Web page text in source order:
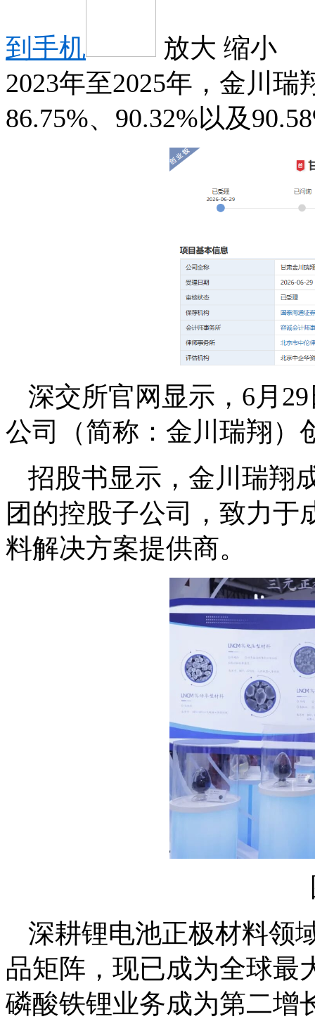
到手机 放大 缩小
2023年至2025年，金川
86.75%、90.32%以及
深交所官网显示，6月
公司（简称：金川瑞翔）
招股书显示，金川瑞翔
团的控股子公司，致力于
料解决方案提供商。
深耕锂电池正极材料领
品矩阵，现已成为全球最
磷酸铁锂业务成为第二增